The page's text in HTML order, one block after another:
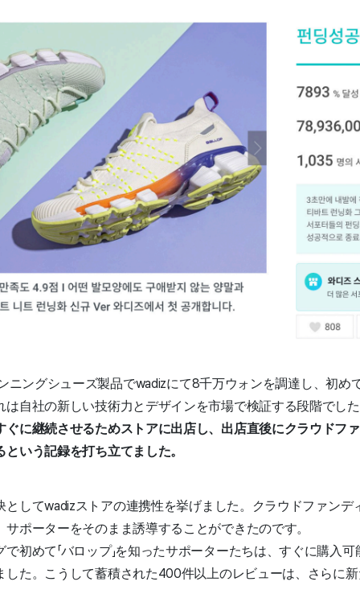
ニングシューズ製品でwadizにて8千万ウォンを調達し、初め
は自社の新しい技術力とデザインを市場で検証する段階でし
ぐに継続させるためストアに出店し、出店直後にクラウドフ
いう記録を打ち立てました。
としてwadizストアの連携性を挙げました。クラウドファンデ
ポーターをそのまま誘導することができたのです。
初めて「バロップ」を知ったサポーターたちは、すぐに購入
した。こうして蓄積された400件以上のレビューは、さらに